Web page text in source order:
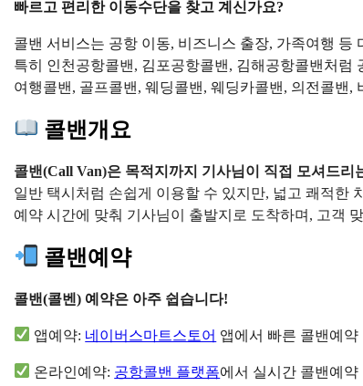
빠르고 편리한 이동수단을 찾고 계신가요?
콜밴 서비스는 공항 이동, 비즈니스 출장, 가족여행
특히 인천공항콜밴, 김포공항콜밴, 김해공항콜밴처럼
여행콜밴, 골프콜밴, 웨딩콜밴, 웨딩카콜밴, 의전콜밴
콜밴개요
콜밴(Call Van)은 목적지까지 기사님이 직접 모셔드리
일반 택시처럼 손쉽게 이용할 수 있지만, 넓고 쾌적한
예약 시간에 맞춰 기사님이 출발지로 도착하며, 고객
콜밴예약
콜밴(콜벤) 예약은 아주 쉽습니다!
앱예약: 네이버스마트스토어 앱에서 빠른 콜밴예약
온라인예약: 공항콜밴 플랫폼에서 실시간 콜밴예약